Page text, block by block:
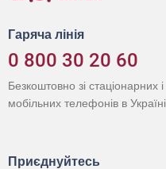
Гаряча лінія
0 800 30 20 60
Безкоштовно зі стаціонарних і
мобільних телефонів в Україні
Приєднуйтесь